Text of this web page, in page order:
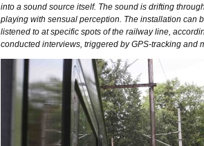
into a sound source itself. The sound is drifting
playing with sensual perception. The installation can
listened to at specific spots of the railway line,
conducted interviews, triggered by GPS-tracking and